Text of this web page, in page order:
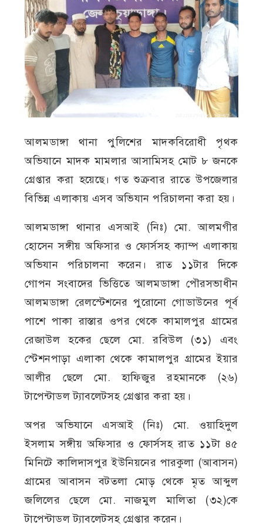
আলমডাঙ্গা থানা পুলিশের মাদকবিরোধী পৃথক
অভিযানে মাদক মামলার আসামিসহ মোট ৮ জনকে
গ্রেপ্তার করা হয়েছে। গত শুক্রবার রাতে উপজেলার
বিভিন্ন এলাকায় এসব অভিযান পরিচালনা করা হয়।
আলমডাঙ্গা থানার এসআই (নিঃ) মো. আলমগীর
হোসেন সঙ্গীয় অফিসার ও ফোর্সসহ ক্যাম্প এলাকায়
অভিযান পরিচালনা করেন। রাত ১১টার দিকে
গোপন সংবাদের ভিত্তিতে আলমডাঙ্গা পৌরসভাধীন
আলমডাঙ্গা রেলস্টেশনের পুরোনো গোডাউনের পূর্ব
পাশে পাকা রাস্তার ওপর থেকে কামালপুর গ্রামের
রেজাউল হকের ছেলে মো. রবিউল (৩১) এবং
স্টেশনপাড়া এলাকা থেকে কামালপুর গ্রামের ইয়ার
আলীর ছেলে মো. হাফিজুর রহমানকে (২৬)
টাপেন্টাডল ট্যাবলেটসহ গ্রেপ্তার করা হয়।
অপর অভিযানে এসআই (নিঃ) মো. ওয়াহিদুল
ইসলাম সঙ্গীয় অফিসার ও ফোর্সসহ রাত ১১টা ৪৫
মিনিটে কালিদাসপুর ইউনিয়নের পারকুলা (আবাসন)
গ্রামের আবাসন বটতলা মোড় থেকে মৃত আব্দুল
জলিলের ছেলে মো. নাজমুল মালিতা (৩২)কে
টাপেন্টাডল ট্যাবলেটসহ গ্রেপ্তার করেন।